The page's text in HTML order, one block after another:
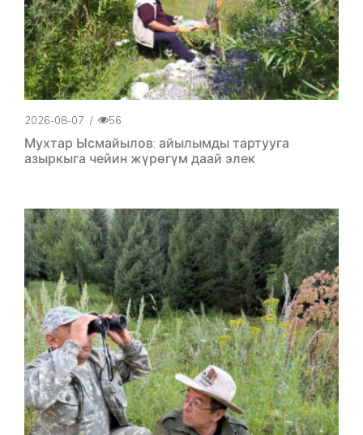
2026-08-07 / 56
Мухтар Ысмайылов: айылымды тартууга
азыркыга чейин жүрөгүм даай элек